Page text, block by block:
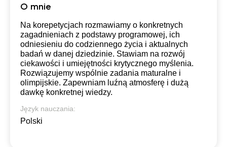
O mnie
Na korepetycjach rozmawiamy o konkretnych
zagadnieniach z podstawy programowej, ich
odniesieniu do codziennego życia i aktualnych
badań w danej dziedzinie. Stawiam na rozwój
ciekawości i umiejętności krytycznego myślenia.
Rozwiązujemy wspólnie zadania maturalne i
olimpijskie. Zapewniam luźną atmosferę i dużą
dawkę konkretnej wiedzy.
Język nauczania:
Polski